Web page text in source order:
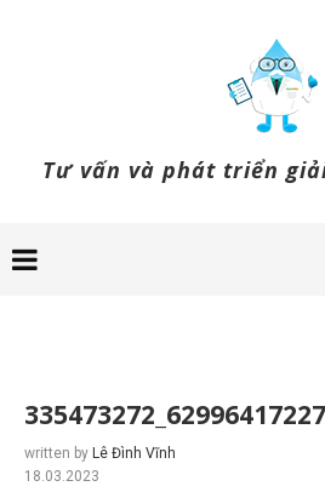
Tư vấn và phát triển
written by Lê Đình Vĩnh
18.03.2023